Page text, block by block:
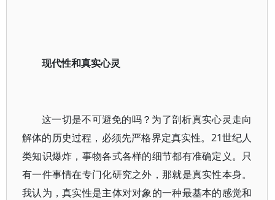
现代性和真实心灵
这一切是不可避免的吗？为了剖析真实心灵走向
解体的历史过程，必须先严格界定真实性。21世纪人
类知识爆炸，事物各式各样的细节都有准确定义。只
有一件事情在专门化研究之外，那就是真实性本身。
我认为，真实性是主体对对象的一种最基本的感觉和